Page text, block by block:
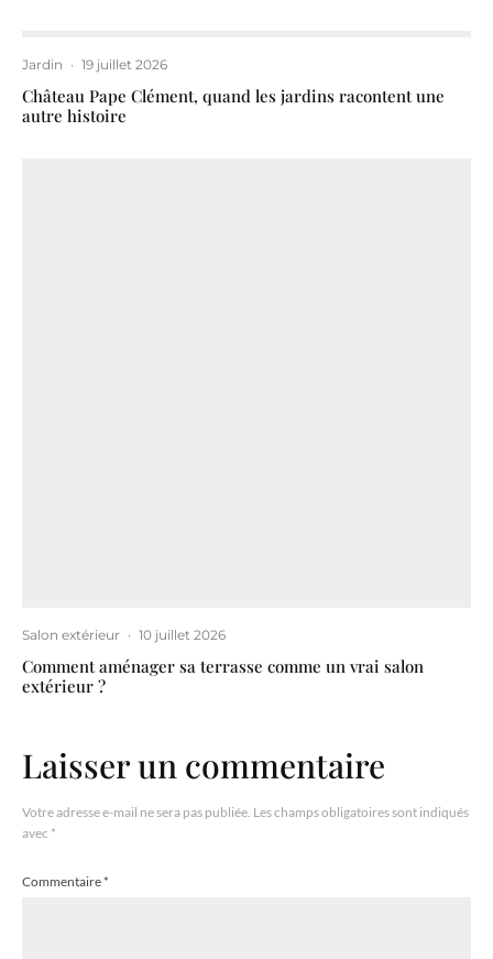
Jardin · 19 juillet 2026
Château Pape Clément, quand les jardins racontent une
autre histoire
Salon extérieur · 10 juillet 2026
Comment aménager sa terrasse comme un vrai salon
extérieur ?
Laisser un commentaire
Votre adresse e-mail ne sera pas publiée. Les champs obligatoires sont indiqués
avec *
Commentaire*